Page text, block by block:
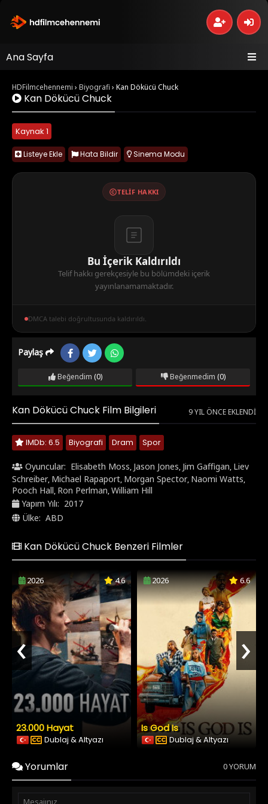
Ana Sayfa
HDFilmcehennemi › Biyografi› Kan Dökücü Chuck
Kan Dökücü Chuck
Kaynak 1
Listeye Ekle Hata Bildir Sinema Modu
TELIF HAKKI
Bu İçerik Kaldırıldı
Telif hakkı gerekçesiyle bu bölümdeki içerik
yayınlanamamaktadır.
DMCA talebi doğrultusunda kaldırıldı.
Paylaş
Beğendim (0) Beğenmedim (0)
Kan Dökücü Chuck Film Bilgileri 9 YIL ÖNCE EKLENDI
IMDb: 6.5 Biyografi Dram Spor
Oyuncular: Elisabeth Moss, Jason Jones, Jim Gaffigan, Liev
Schreiber, Michael Rapaport, Morgan Spector, Naomi Watts,
Pooch Hall, Ron Perlman,William Hill
Yapım Yılı: 2017
Ülke: ABD
Kan Dökücü Chuck Benzeri Filmler
2026 4.6
23.000 Hayat
Dublaj & Altyazı
2026 6.6
Is God Is
Dublaj & Altyazı
‹ ›
Yorumlar 0 YORUM